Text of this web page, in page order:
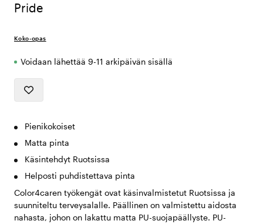
Pride
Koko-opas
Voidaan lähettää 9-11 arkipäivän sisällä
Pienikokoiset
Matta pinta
Käsintehdyt Ruotsissa
Helposti puhdistettava pinta
Color4caren työkengät ovat käsinvalmistetut Ruotsissa ja
suunniteltu terveysalalle. Päällinen on valmistettu aidosta
nahasta, johon on lakattu matta PU-suojapäällyste. PU-